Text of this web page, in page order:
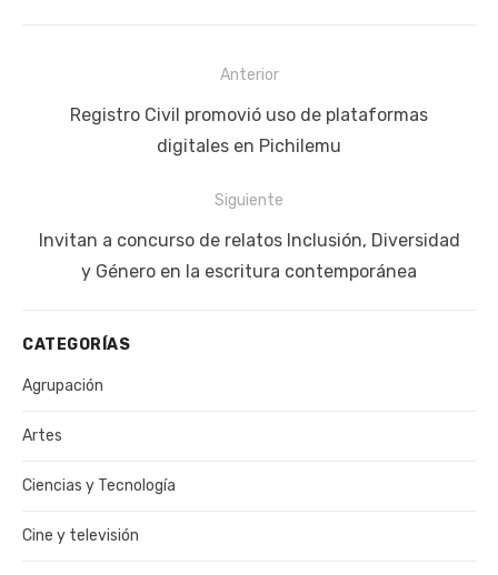
Anterior
Publicación
Registro Civil promovió uso de plataformas
digitales en Pichilemu
Siguiente
Siguiente
publicación:
Invitan a concurso de relatos Inclusión, Diversidad
y Género en la escritura contemporánea
CATEGORÍAS
Agrupación
Artes
Ciencias y Tecnología
Cine y televisión